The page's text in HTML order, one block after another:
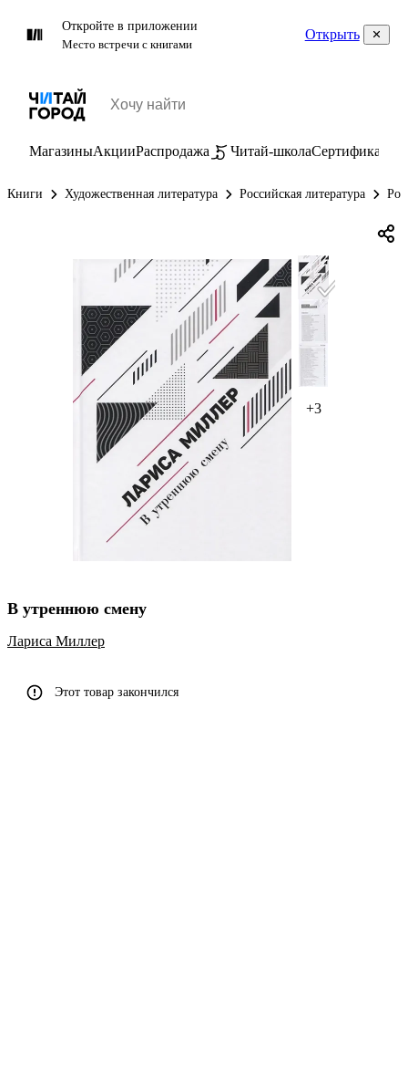
Откройте в приложении
Место встречи с книгами
Открыть
МагазиныАкцииРаспродажа Читай-школаСертификаты
Книги Художественная литература Российская литература
+3
В утреннюю смену
Лариса Миллер
Этот товар закончился